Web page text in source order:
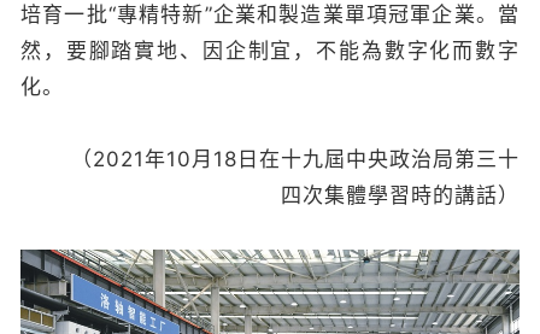
培育一批“專精特新”企業和製造業單項冠軍企業。當
然，要腳踏實地、因企制宜，不能為數字化而數字
化。
（2021年10月18日在十九屆中央政治局第三十
四次集體學習時的講話）